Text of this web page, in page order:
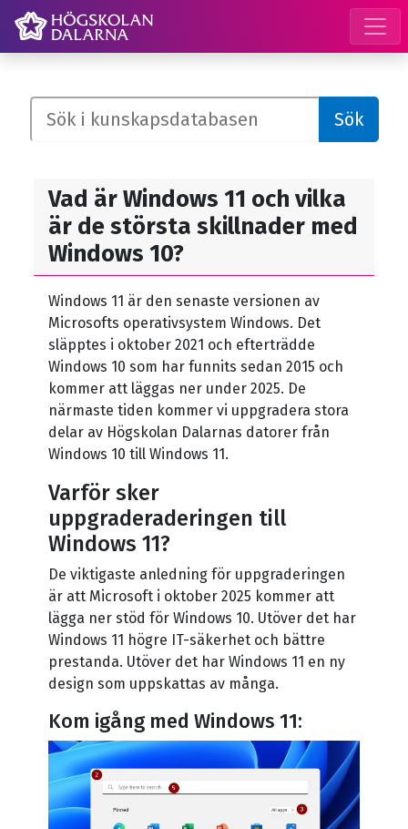
Högskolan Dalarna logotyp
Sök
Vad är Windows 11 och vilka
är de största skillnader med
Windows 10?
Windows 11 är den senaste versionen av
Microsofts operativsystem Windows. Det
släpptes i oktober 2021 och efterträdde
Windows 10 som har funnits sedan 2015 och
kommer att läggas ner under 2025. De
närmaste tiden kommer vi uppgradera stora
delar av Högskolan Dalarnas datorer från
Windows 10 till Windows 11.
Varför sker
uppgraderaderingen till
Windows 11?
De viktigaste anledning för uppgraderingen
är att Microsoft i oktober 2025 kommer att
lägga ner stöd för Windows 10. Utöver det har
Windows 11 högre IT-säkerhet och bättre
prestanda. Utöver det har Windows 11 en ny
design som uppskattas av många.
Kom igång med Windows 11: